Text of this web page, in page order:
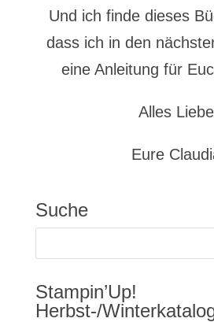
Und ich finde dieses
dass ich in den
eine Anleitung für
Alles Liebe
Eure
Suche
Stampin’Up!
Herbst-/